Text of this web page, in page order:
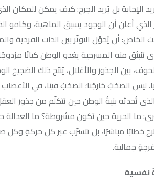
يُريد الجرح: كيف يمكن للمكان الذي أعطاك
يسبق الماهية، وكامو الذي رأى في
التوتّر بين الذات الفردية والمنظومة
يغدو الوطن كيانًا مزدوجًا: هو الأمُّ
والأغلال، يُنتج ذلك الضجيجَ الوجوديَّ
الصخبُ فينا، في الأعصاب والذاكرة
الوطن حين تتكلّم من جذور العقل الإنساني
تكون مشروطة؟ ما العدالة حين تكون
بل تتسرّب عبر كل حركةٍ وكل صمتٍ وكل